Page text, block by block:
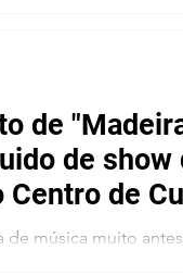
de
de show
de
música muito